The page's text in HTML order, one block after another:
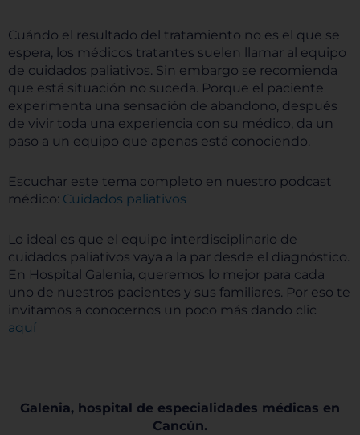
Cuándo el resultado del tratamiento no es el que se
espera, los médicos tratantes suelen llamar al equipo
de cuidados paliativos. Sin embargo se recomienda
que está situación no suceda. Porque el paciente
experimenta una sensación de abandono, después
de vivir toda una experiencia con su médico, da un
paso a un equipo que apenas está conociendo.
Escuchar este tema completo en nuestro podcast
médico: Cuidados paliativos
Lo ideal es que el equipo interdisciplinario de
cuidados paliativos vaya a la par desde el diagnóstico.
En Hospital Galenia, queremos lo mejor para cada
uno de nuestros pacientes y sus familiares. Por eso te
invitamos a conocernos un poco más dando clic
aquí
Galenia, hospital de especialidades médicas en
Cancún.